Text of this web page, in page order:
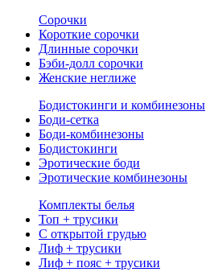
Сорочки
Короткие сорочки
Длинные сорочки
Бэби-долл сорочки
Женские неглиже
Бодистокинги и комбинезоны
Боди-сетка
Боди-комбинезоны
Бодистокинги
Эротические боди
Эротические комбинезоны
Комплекты белья
Топ + трусики
С открытой грудью
Лиф + трусики
Лиф + пояс + трусики